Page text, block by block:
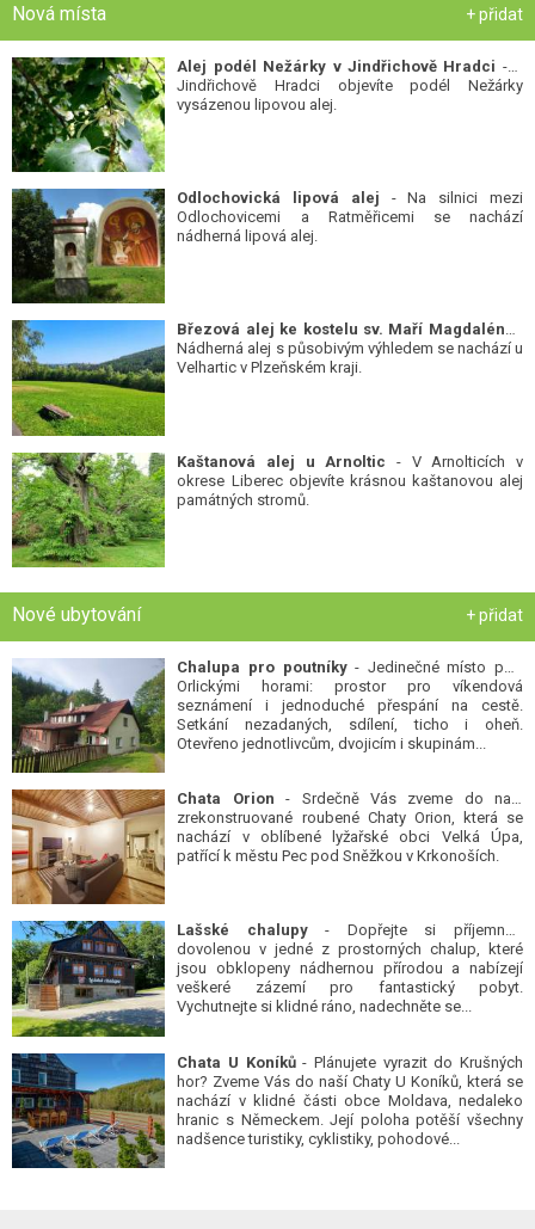
Nová místa + přidat
Alej podél Nežárky v Jindřichově Hradci - V
Jindřichově Hradci objevíte podél Nežárky
vysázenou lipovou alej.
Odlochovická lipová alej - Na silnici mezi
Odlochovicemi a Ratměřicemi se nachází
nádherná lipová alej.
Březová alej ke kostelu sv. Maří Magdalény-
Nádherná alej s působivým výhledem se nachází u
Velhartic v Plzeňském kraji.
Kaštanová alej u Arnoltic - V Arnolticích v
okrese Liberec objevíte krásnou kaštanovou alej
památných stromů.
Nové ubytování + přidat
Chalupa pro poutníky- Jedinečné místo pod
Orlickými horami: prostor pro víkendová
seznámení i jednoduché přespání na cestě.
Setkání nezadaných, sdílení, ticho i oheň.
Otevřeno jednotlivcům, dvojicím i skupinám...
Chata Orion - Srdečně Vás zveme do naší
zrekonstruované roubené Chaty Orion, která se
nachází v oblíbené lyžařské obci Velká Úpa,
patřící k městu Pec pod Sněžkou v Krkonoších.
Lašské chalupy- Dopřejte si příjemnou
dovolenou v jedné z prostorných chalup, které
jsou obklopeny nádhernou přírodou a nabízejí
veškeré zázemí pro fantastický pobyt.
Vychutnejte si klidné ráno, nadechněte se...
Chata U Koníků- Plánujete vyrazit do Krušných
hor? Zveme Vás do naší Chaty U Koníků, která se
nachází v klidné části obce Moldava, nedaleko
hranic s Německem. Její poloha potěší všechny
nadšence turistiky, cyklistiky, pohodové...